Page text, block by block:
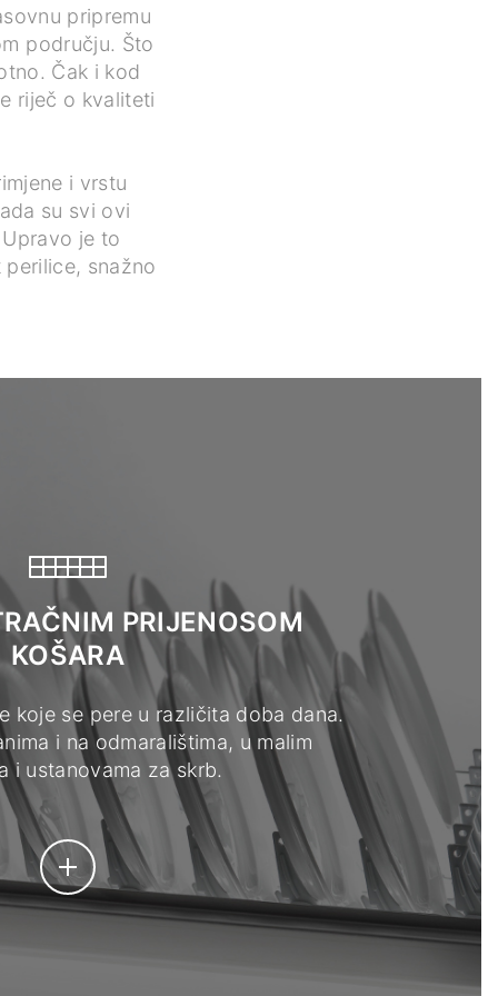
pripremu
području. Što
Čak i kod
riječ o kvaliteti
i vrstu
su svi ovi
je to
snažno
PRIJENOSOM
KOŠARA
koje se pere u različita doba dana.
i na odmaralištima, u malim
i ustanovama za skrb.